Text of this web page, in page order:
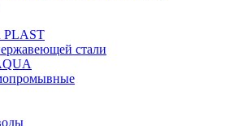
PLAST
стали